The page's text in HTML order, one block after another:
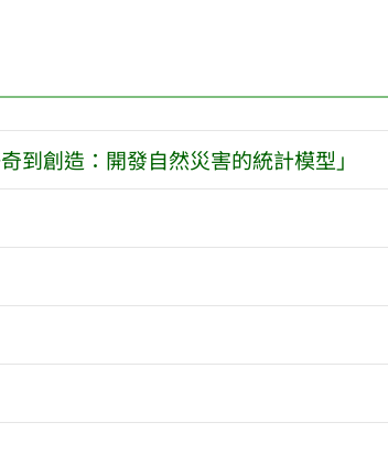
創造：開發自然災害的統計模型」